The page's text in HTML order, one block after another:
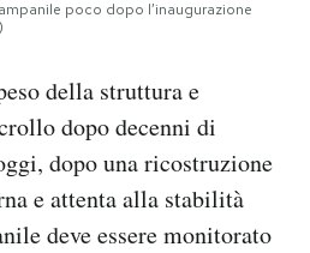
poco dopo l’inaugurazione
della struttura e
dopo decenni di
dopo una ricostruzione
e attenta alla stabilità
deve essere monitorato